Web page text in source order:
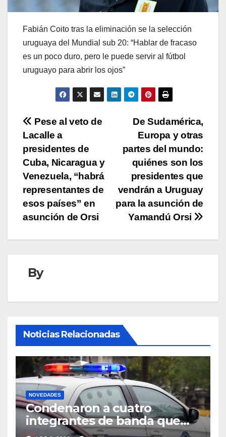
Fabián Coito tras la eliminación se la selección
uruguaya del Mundial sub 20: “Hablar de fracaso
es un poco duro, pero le puede servir al fútbol
uruguayo para abrir los ojos”
Navegación
de
entradas
De Sudamérica,
Europa y otras
partes del mundo:
quiénes son los
presidentes que
vendrán a Uruguay
para la asunción de
Yamandú Orsi
Pese al veto de
Lacalle a
presidentes de
Cuba, Nicaragua y
Venezuela, “habrá
representantes de
esos países” en
asunción de Orsi
By
Noticias Relacionadas
NOVEDADES
Condenaron a cuatro
integrantes de banda que
intentó robar un cajero